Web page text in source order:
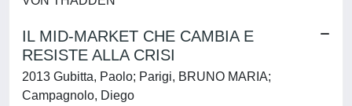
IL MID-MARKET CHE CAMBIA E
RESISTE ALLA CRISI
2013 Gubitta, Paolo; Parigi, BRUNO MARIA;
Campagnolo, Diego